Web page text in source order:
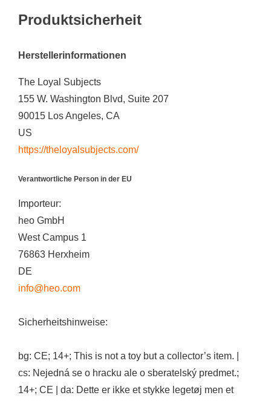
Produktsicherheit
Herstellerinformationen
The Loyal Subjects
155 W. Washington Blvd, Suite 207
90015 Los Angeles, CA
US
https://theloyalsubjects.com/
Verantwortliche Person in der EU
Importeur:
heo GmbH
West Campus 1
76863 Herxheim
DE
info@heo.com
Sicherheitshinweise:
bg: CE; 14+; This is not a toy but a collector’s item. |
cs: Nejedná se o hracku ale o sberatelský predmet.;
14+; CE | da: Dette er ikke et stykke legetøj men et